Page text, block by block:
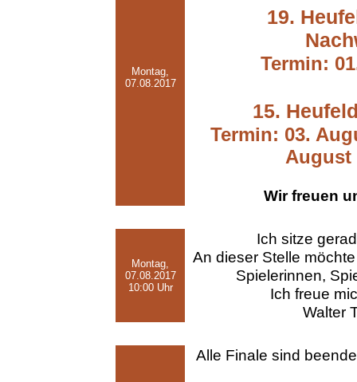
Montag,
07.08.2017
19.
Termin:
15.
Termin: 03.
August
Wir freuen
Montag,
07.08.2017
10:00 Uhr
Ich sitze
An dieser Stelle
Spielerinnen,
Ich freue
Walter
Alle Finale sind